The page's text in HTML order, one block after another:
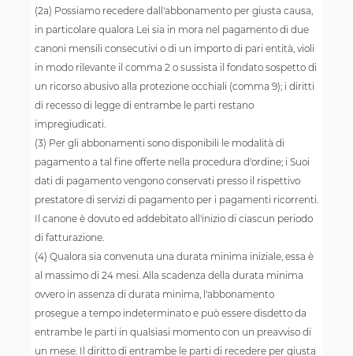
(2a) Possiamo recedere dall'abbonamento per giusta causa,
in particolare qualora Lei sia in mora nel pagamento di due
canoni mensili consecutivi o di un importo di pari entità, violi
in modo rilevante il comma 2 o sussista il fondato sospetto di
un ricorso abusivo alla protezione occhiali (comma 9); i diritti
di recesso di legge di entrambe le parti restano
impregiudicati.
(3) Per gli abbonamenti sono disponibili le modalità di
pagamento a tal fine offerte nella procedura d'ordine; i Suoi
dati di pagamento vengono conservati presso il rispettivo
prestatore di servizi di pagamento per i pagamenti ricorrenti.
Il canone è dovuto ed addebitato all'inizio di ciascun periodo
di fatturazione.
(4) Qualora sia convenuta una durata minima iniziale, essa è
al massimo di 24 mesi. Alla scadenza della durata minima
ovvero in assenza di durata minima, l'abbonamento
prosegue a tempo indeterminato e può essere disdetto da
entrambe le parti in qualsiasi momento con un preavviso di
un mese. Il diritto di entrambe le parti di recedere per giusta